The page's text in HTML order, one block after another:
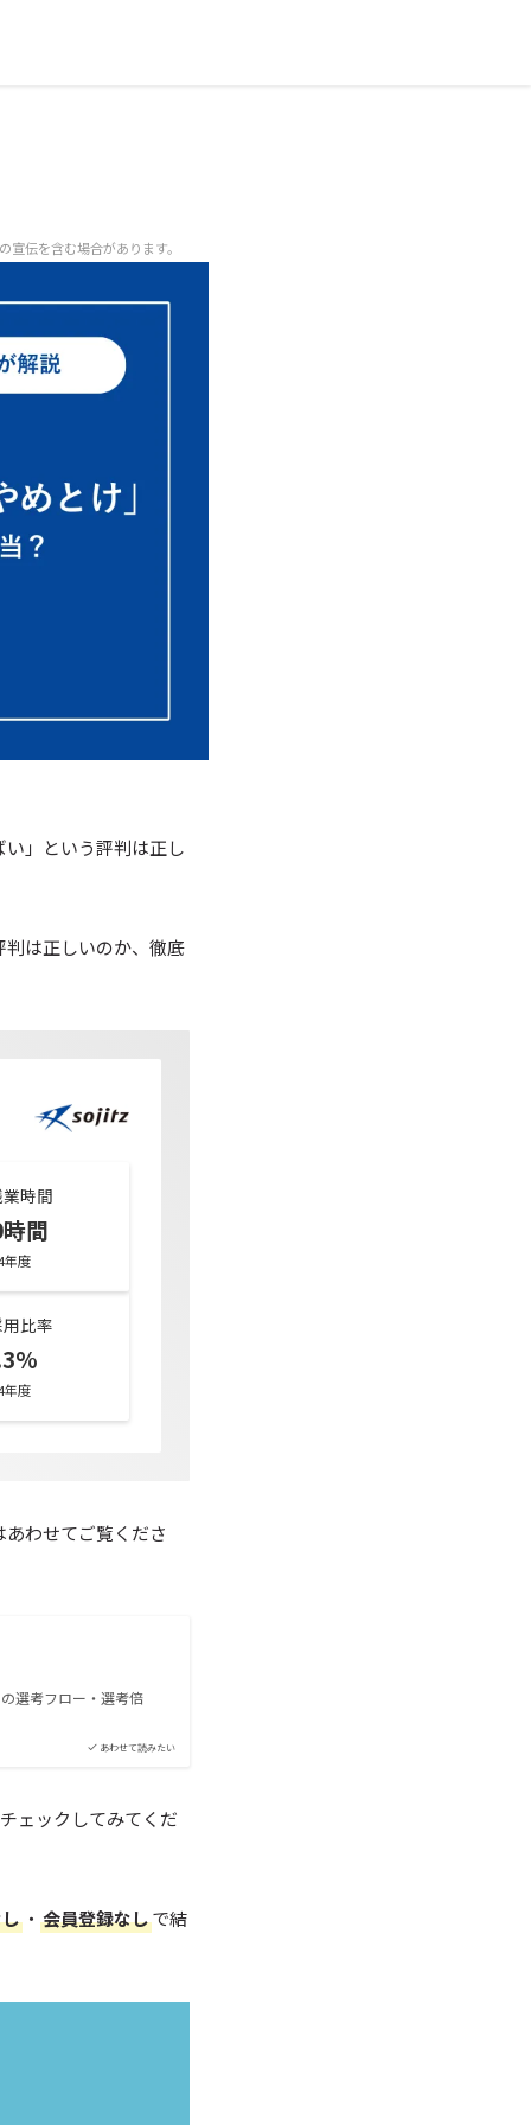
」という評判は正し
は正しいのか、徹底
時間
間
年度
比率
年度
わせてご覧くださ
あわせて読みたい
選考フロー・選考倍
ェックしてみてくだ
・ 会員登録なしで結